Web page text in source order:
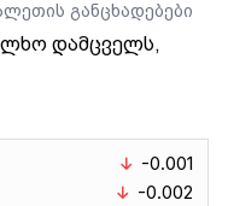
განცხადებები
დამცველს,
-0.001
-0.002